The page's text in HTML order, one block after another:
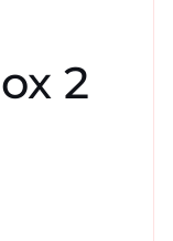
2